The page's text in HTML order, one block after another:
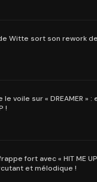
Witte sort son rework
le voile sur « DREAMER »
!
fort avec « HIT ME
et mélodique !